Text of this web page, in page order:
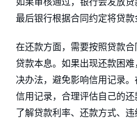
最后银行根据合同约定将贷款
在还款方面，需要按照贷款
贷款本息。如果出现还款困
决办法，避免影响信用记录
信用记录，合理评估自己的还
了解贷款利率、还款方式、违